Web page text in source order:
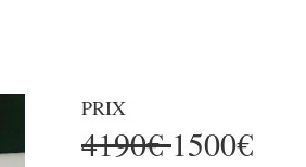
PRIX
4190€1500€